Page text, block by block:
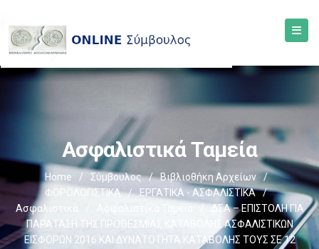
Ασφαλιστικά Ταμεία
Home / Σύμβουλος / Βιβλιοθήκη Αρχείων
/
ΦΟΡΟΛΟΓΙΣΤΙΚΑ
/ ΕΡΓΑΤΙΚΑ - ΑΣΦΑΛΙΣΤΙΚΑ
/
Ασφαλιστικά
Ασφαλιστικά Ταμεία /
ΔΣΑ – ΕΠΙΣΤΟΛΗ ΓΙΑ
ΠΑΡΑΤΑΣΗ ΤΗΣ ΠΡΟΘΕΣΜΙΑΣ ΚΑΤΑΒΟΛΗΣ ΑΣΦΑΛΙΣΤΙΚΩΝ
ΕΙΣΦΟΡΩΝ 2016 ΚΑΙ ΔΥΝΑΤΟΤΗΤΑ ΚΑΤΑΒΟΛΗΣ ΤΟΥΣ ΣΕ 12